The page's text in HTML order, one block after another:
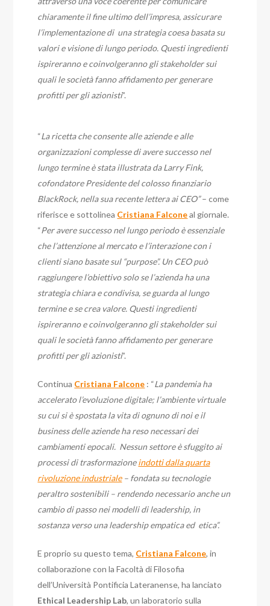
chiaramente il fine ultimo dell’impresa, assicurare
l’implementazione di una strategia coesa basata su
valori e visione di lungo periodo. Questi ingredienti
ispireranno e coinvolgeranno gli stakeholder sui
quali le società fanno affidamento per generare
profitti per gli azionisti”.
“La ricetta che consente alle aziende e alle
organizzazioni complesse di avere successo nel
lungo termine è stata illustrata da Larry Fink,
cofondatore Presidente del colosso finanziario
BlackRock, nella sua recente lettera ai CEO”– come
riferisce e sottolinea Cristiana Falconeal giornale.
“Per avere successo nel lungo periodo è essenziale
che l’attenzione al mercato e l’interazione con i
clienti siano basate sul “purpose”. Un CEO può
raggiungere l’obiettivo solo se l’azienda ha una
strategia chiara e condivisa, se guarda al lungo
termine e se crea valore. Questi ingredienti
ispireranno e coinvolgeranno gli stakeholder sui
quali le società fanno affidamento per generare
profitti per gli azionisti”.
Continua Cristiana Falcone : “Lapandemia ha
accelerato l’evoluzione digitale; l’ambiente virtuale
su cui si è spostata la vita di ognuno di noi e il
business delle aziende ha reso necessari dei
cambiamenti epocali. Nessun settore è sfuggito ai
processi di trasformazioneindotti dalla quarta
rivoluzione industriale– fondata su tecnologie
peraltro sostenibili – rendendo necessario anche un
cambio di passo nei modelli di leadership, in
sostanza verso una leadership empatica ed etica”.
E proprio su questo tema, Cristiana Falcone, in
collaborazione con la Facoltà di Filosofia
dell’Università Pontificia Lateranense, ha lanciato
Ethical Leadership Lab, un laboratorio sulla